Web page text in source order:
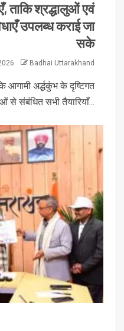
ताकि श्रद्धालुओं एवं
उपलब्ध कराई जा
सके
Badhai Uttarakhand
आगामी अर्द्धकुंभ के दृष्टिगत
से संबंधित सभी तैयारियाँ...